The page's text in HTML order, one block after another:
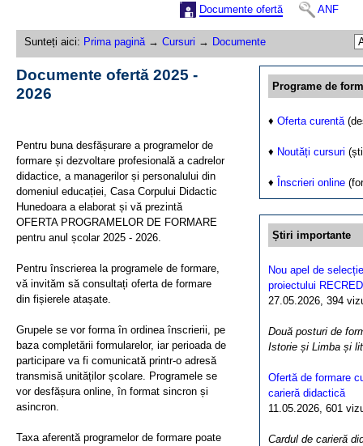
Documente ofertă ANF
Sunteți aici: Prima pagină→ Cursuri → Documente
Programe de
♦ Oferta curentă
♦ Noutăți cursuri
♦ Înscrieri online
Știri importante
Nou apel de
proiectului RECRED
27.05.2026, 394
Două posturi de
Istorie și Limba și
Ofertă de formare
carieră didactică
11.05.2026, 601
Cardul de carieră
Documente ofertă 2025 -
2026
Pentru buna desfășurare a programelor de
formare și dezvoltare profesională a cadrelor
didactice, a managerilor și personalului din
domeniul educației, Casa Corpului Didactic
Hunedoara a elaborat și vă prezintă
OFERTA PROGRAMELOR DE FORMARE
pentru anul școlar 2025 - 2026.
Pentru înscrierea la programele de formare,
vă invităm să consultați oferta de formare
din fișierele atașate.
Grupele se vor forma în ordinea înscrierii, pe
baza completării formularelor, iar perioada de
participare va fi comunicată printr-o adresă
transmisă unităților școlare. Programele se
vor desfășura online, în format sincron și
asincron.
Taxa aferentă programelor de formare poate